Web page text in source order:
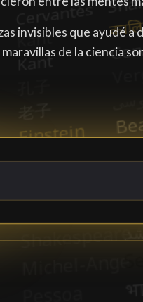
invisibles que ayudé a
de la ciencia